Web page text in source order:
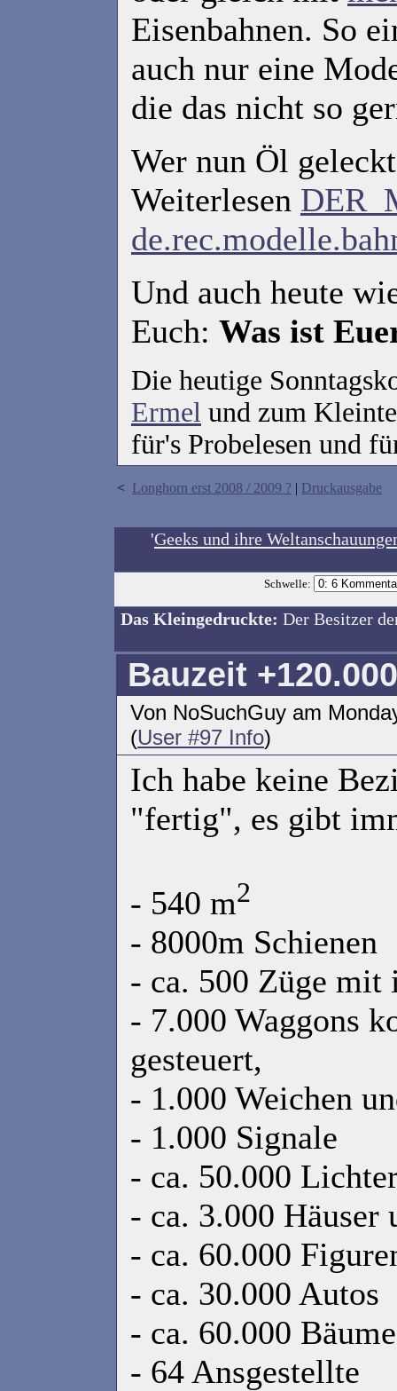
Eisenbahnen. So
auch nur eine
die das nicht so
Wer nun Öl
Weiterlesen
Und auch heute
Euch: Was ist
Die heutige
Ermel und zum
für's Probelesen und
< Longhorn erst 2008 / 2009 ? | Druckausgabe
'Geeks und ihre
Schwelle:
Das Kleingedruckte: Der Besitzer
Bauzeit
Von NoSuchGuy am
(User #97 Info)
Ich habe keine
"fertig", es gibt
- 540 m2
- 8000m Schienen
- ca. 500 Züge mit
- 7.000 Waggons
gesteuert,
- 1.000 Weichen
- 1.000 Signale
- ca. 50.000
- ca. 3.000 Häuser
- ca. 60.000
- ca. 30.000 Autos
- ca. 60.000 Bäume
- 64 Ansgestellte